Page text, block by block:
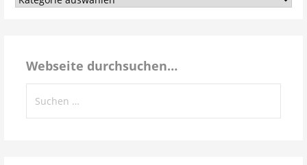
Webseite durchsuchen…
nach: